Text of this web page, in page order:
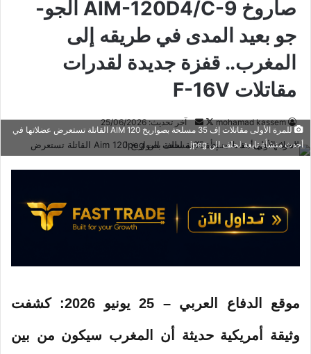
صاروخ AIM-120D4/C-9 الجو-
جو بعيد المدى في طريقه إلى
المغرب.. قفزة جديدة لقدرات
مقاتلات F-16V
mohamad kassem
ت
ب
ع
ل
ى
أ
س
ل
ر
ك
ر
آخر تحديث: 25/06/2026
للمرة الأولى مقاتلات إف 35 مسلحة بصواريخ AIM 120 القاتلة تستعرض عضلاتها في
أحدث منشأة تابعة لحلف الن jpeg
موقع الدفاع العربي – 25 يونيو 2026: كشفت
وثيقة أمريكية حديثة أن المغرب سيكون من بين